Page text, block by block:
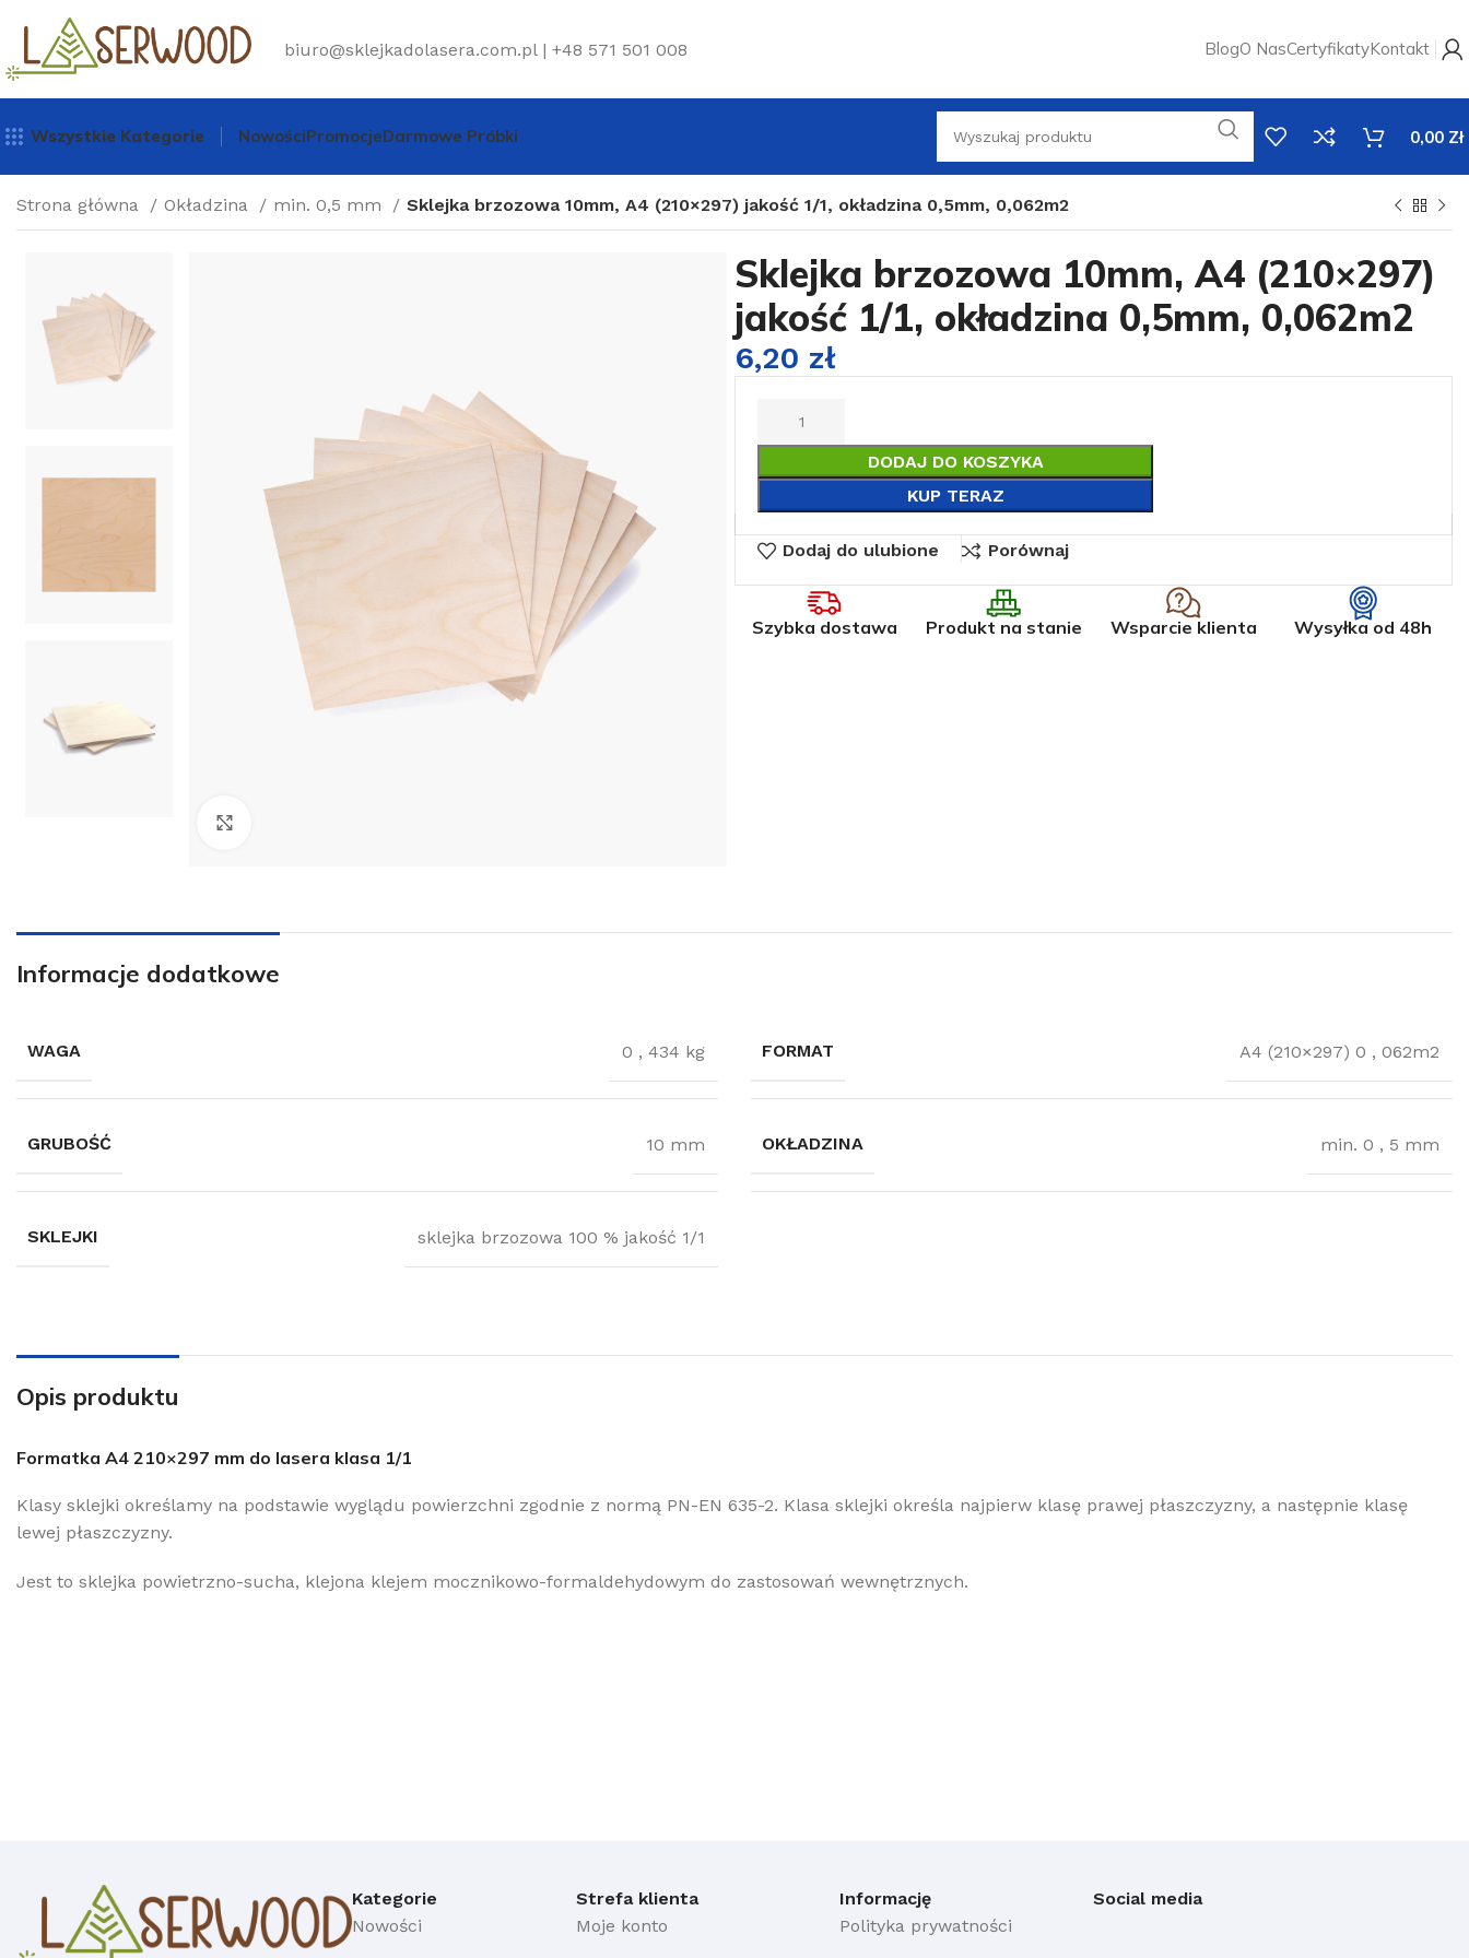
biuro@sklejkadolasera.com.pl | +48 571 501 008 BlogO NasCertyfikatyKontakt
Wszystkie Kategorie NowościPromocjeDarmowe Próbki 0,00 Zł
Strona główna Okładzina min. 0,5 mm Sklejka brzozowa 10mm, A4 (210×297) jakość 1/1, okładzina 0,5mm, 0,062m2
Sklejka brzozowa 10mm, A4 (210×297)
jakość 1/1, okładzina 0,5mm, 0,062m2
6,20 zł
DODAJ DO KOSZYKA
KUP TERAZ
Dodaj do ulubione Porównaj
Szybka dostawa Produkt na stanie Wsparcie klienta Wysyłka od 48h
Informacje dodatkowe
WAGA 0 , 434 kg FORMAT A4 (210×297) 0 , 062m2
GRUBOŚĆ 10 mm OKŁADZINA min. 0 , 5 mm
SKLEJKI sklejka brzozowa 100 % jakość 1/1
Opis produktu
Formatka A4 210×297 mm do lasera klasa 1/1
Klasy sklejki określamy na podstawie wyglądu powierzchni zgodnie z normą PN-EN 635-2. Klasa sklejki określa najpierw klasę prawej płaszczyzny, a następnie klasę
lewej płaszczyzny.
Jest to sklejka powietrzno-sucha, klejona klejem mocznikowo-formaldehydowym do zastosowań wewnętrznych.
Kategorie
Nowości
Strefa klienta
Moje konto
Informację
Polityka prywatności
Social media